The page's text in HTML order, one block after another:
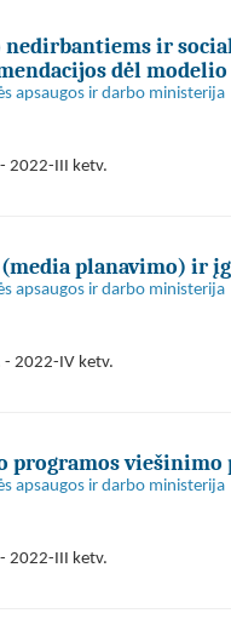
ir
dėl
apsaugos ir darbo ministerija
2022-III ketv.
planavimo) ir
apsaugos ir darbo ministerija
2022-IV ketv.
viešinimo
apsaugos ir darbo ministerija
2022-III ketv.